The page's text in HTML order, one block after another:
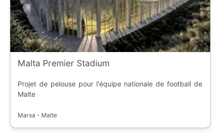
Malta Premier Stadium
Projet de pelouse pour l'équipe nationale de football de
Malte
Marsa - Malte